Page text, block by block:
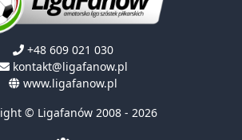
+48 609 021 030
kontakt@ligafanow.pl
www.ligafanow.pl
© Ligafanów 2008 - 2026